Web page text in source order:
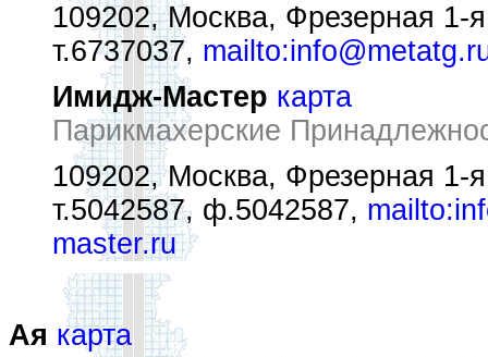
109202, Москва, Фрезерная 1-
т.6737037,
Имидж-Мастер карта
Парикмахерские
109202, Москва, Фрезерная 1-
т.5042587, ф.5042587,
master.ru
Ая карта